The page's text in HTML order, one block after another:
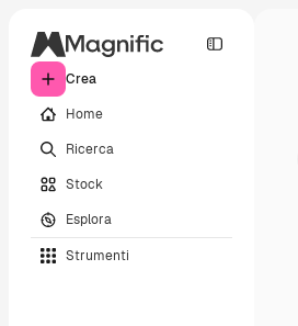
Crea
Home
Ricerca
Stock
Esplora
Strumenti